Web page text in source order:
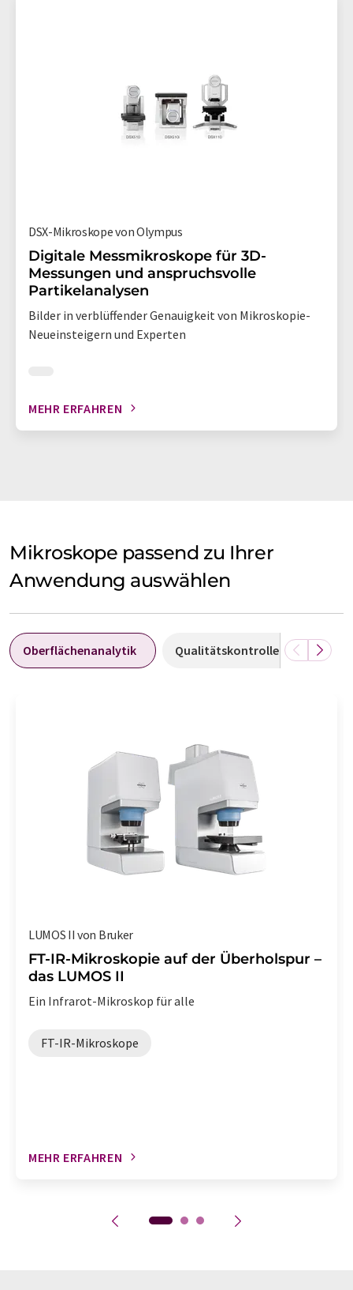
DSX-Mikroskope von Olympus
Digitale Messmikroskope für 3D-
Messungen und anspruchsvolle
Partikelanalysen
Bilder in verblüffender Genauigkeit von Mikroskopie-
Neueinsteigern und Experten
MEHR ERFAHREN
Mikroskope passend zu Ihrer
Anwendung auswählen
Oberflächenanalytik Qualitätskontrolle
LUMOS II von Bruker
FT-IR-Mikroskopie auf der Überholspur –
das LUMOS II
Ein Infrarot-Mikroskop für alle
FT-IR-Mikroskope
MEHR ERFAHREN